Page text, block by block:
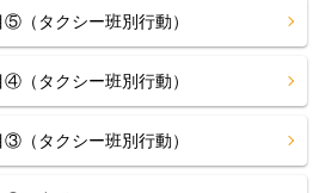
タクシー班別行動）
タクシー班別行動）
タクシー班別行動）